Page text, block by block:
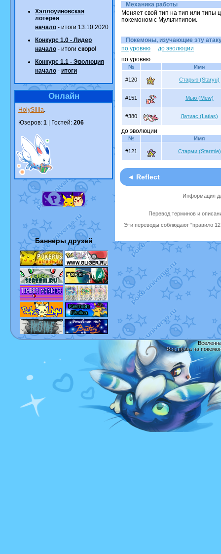
Хэллоуиновская
лотерея
начало - итоги 13.10.2020
Конкурс 1.0 - Лидер
начало - итоги скоро!
Конкурс 1.1 - Эволюция
начало - итоги
Онлайн
HolySillia.
Юзеров: 1 | Гостей: 206
Баннеры друзей
Механика работы
Меняет свой тип на тип или типы
покемоном с Мультитипом.
Покемоны, изучающие эту
по уровню
до эволюции
по уровню
№ Имя
#120 Старью (Staryu)
#151 Мью (Mew)
#380 Латиас (Latias)
до эволюции
№ Имя
#121 Старми (Starmie)
◄ Reflect
Информация
Перевод терминов и
Эти переводы соблюдают "правило 12
Все права на